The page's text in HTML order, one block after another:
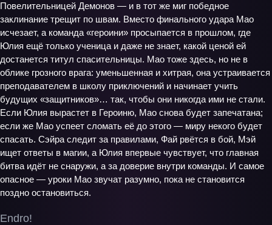
Endro!
Повелительницей Демонов — и в тот же миг победное
заклинание трещит по швам. Вместо финального удара Мао
исчезает, а команда «героини» просыпается в прошлом, где
Юлия ещё только ученица и даже не знает, какой ценой ей
достанется титул спасительницы. Мао тоже здесь, но не в
облике грозного врага: уменьшенная и хитрая, она устраивается
преподавателем в школу приключений и начинает учить
будущих «защитников»… так, чтобы они никогда ими не стали.
Если Юлия вырастет в Героиню, Мао снова будет запечатана;
если же Мао успеет сломать её до этого — миру некого будет
спасать. Сэйра следит за правилами, Фай рвётся в бой, Мэй
ищет ответы в магии, а Юлия впервые чувствует, что главная
битва идёт не снаружи, а за доверие внутри команды. И самое
опасное — уроки Мао звучат разумно, пока не становится
поздно остановиться.